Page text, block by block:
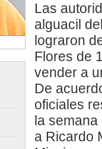
Las
alguacil
lograron
Flores de
vender a
De
oficiales
la
a Ricardo